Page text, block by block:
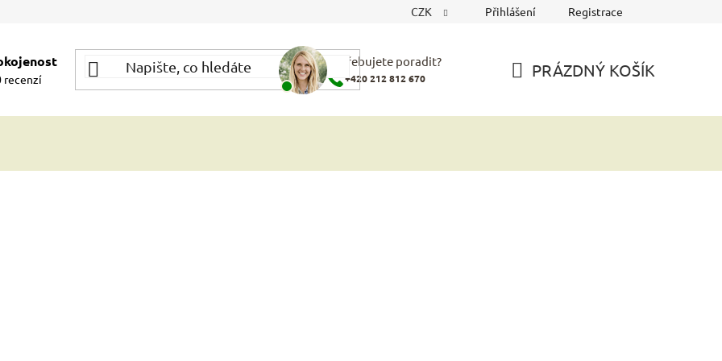
CZK Přihlášení Registrace
recenzí
Potřebujete poradit?
+420 212 812 670 PRÁZDNÝ KOŠÍK